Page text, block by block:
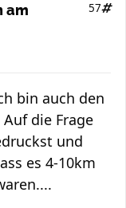
am
57
bin auch den
die Frage
und
es 4-10km